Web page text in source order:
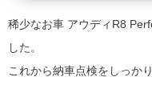
稀少なお車 アウディR8
した。
これから納車点検をしっか